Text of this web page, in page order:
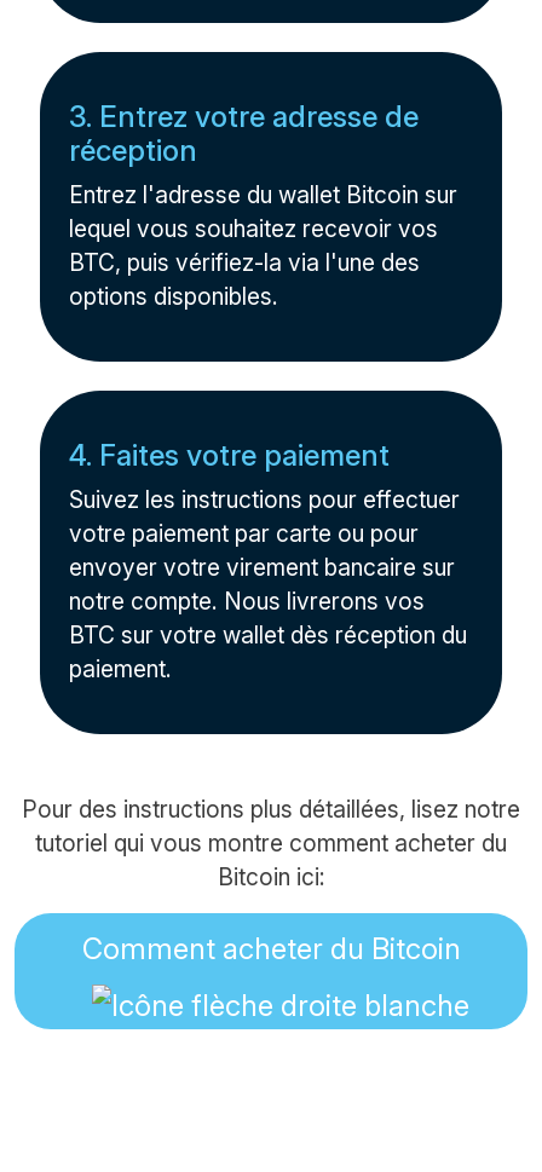
3. Entrez votre adresse de
réception
Entrez l'adresse du wallet Bitcoin sur
lequel vous souhaitez recevoir vos
BTC, puis vérifiez-la via l'une des
options disponibles.
4. Faites votre paiement
Suivez les instructions pour effectuer
votre paiement par carte ou pour
envoyer votre virement bancaire sur
notre compte. Nous livrerons vos
BTC sur votre wallet dès réception du
paiement.
Pour des instructions plus détaillées, lisez notre
tutoriel qui vous montre comment acheter du
Bitcoin ici:
Comment acheter du Bitcoin